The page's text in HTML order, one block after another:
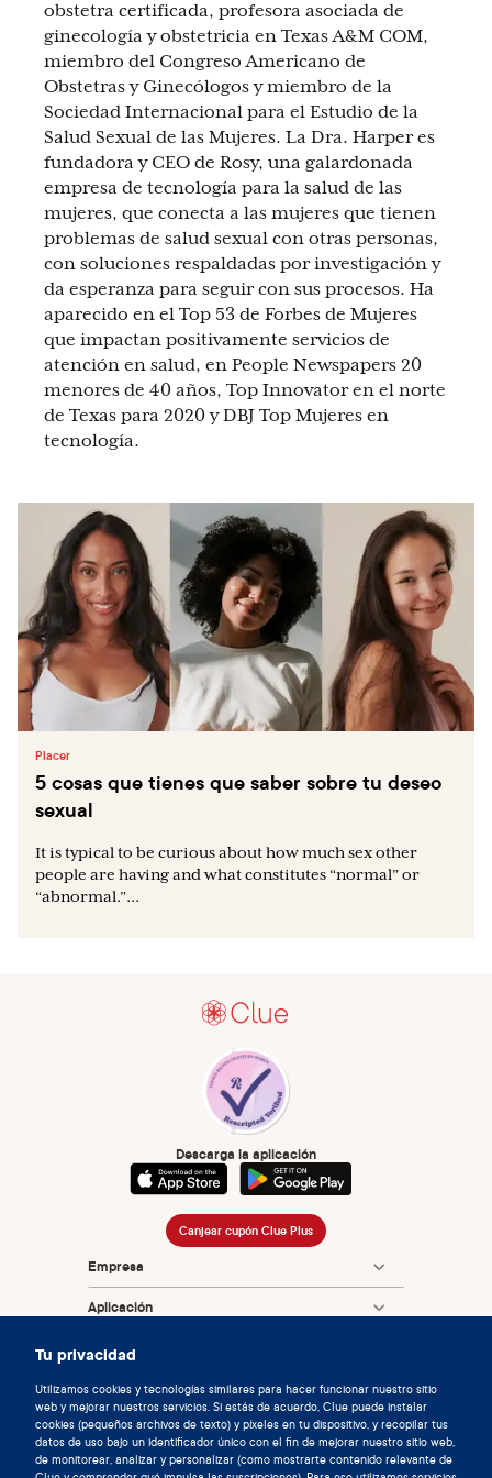
Tu privacidad
Utilizamos cookies y tecnologías similares para hacer funcionar nuestro sitio
web y mejorar nuestros servicios. Si estás de acuerdo, Clue puede instalar
cookies (pequeños archivos de texto) y píxeles en tu dispositivo, y recopilar tus
datos de uso bajo un identificador único con el fin de mejorar nuestro sitio web,
de monitorear, analizar y personalizar (como mostrarte contenido relevante de
obstetra certificada, profesora asociada de
ginecología y obstetricia en Texas A&M COM,
miembro del Congreso Americano de
Obstetras y Ginecólogos y miembro de la
Sociedad Internacional para el Estudio de la
Salud Sexual de las Mujeres. La Dra. Harper es
fundadora y CEO de Rosy, una galardonada
empresa de tecnología para la salud de las
mujeres, que conecta a las mujeres que tienen
problemas de salud sexual con otras personas,
con soluciones respaldadas por investigación y
da esperanza para seguir con sus procesos. Ha
aparecido en el Top 53 de Forbes de Mujeres
que impactan positivamente servicios de
atención en salud, en People Newspapers 20
menores de 40 años, Top Innovator en el norte
de Texas para 2020 y DBJ Top Mujeres en
tecnología.
Placer
5 cosas que tienes que saber sobre tu deseo
sexual
It is typical to be curious about how much sex other
people are having and what constitutes “normal” or
“abnormal.”...
Descarga la aplicación
Canjear cupón Clue Plus
Empresa
Aplicación
Enciclopedia
Información
Partnerships